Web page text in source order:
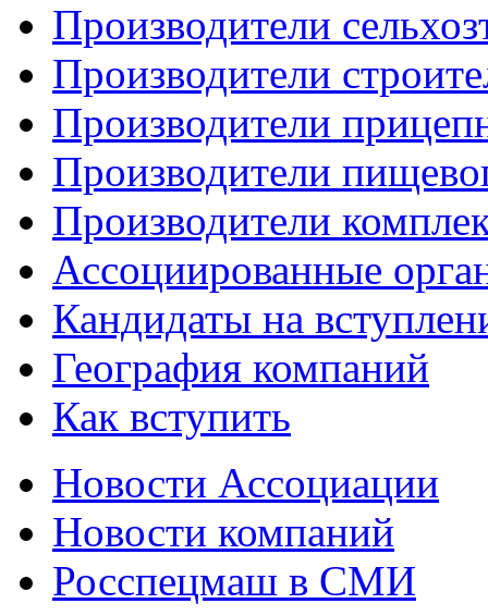
Производители
Производители
Производители
Производители
Производители
Ассоциированные
Кандидаты на
География компаний
Как вступить
Новости Ассоциации
Новости компаний
Росспецмаш в СМИ